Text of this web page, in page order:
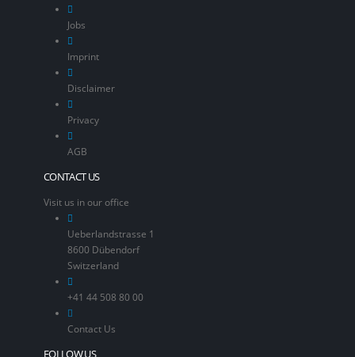
Jobs
Imprint
Disclaimer
Privacy
AGB
CONTACT US
Visit us in our office
Ueberlandstrasse 1
8600 Dübendorf
Switzerland
+41 44 508 80 00
Contact Us
FOLLOW US